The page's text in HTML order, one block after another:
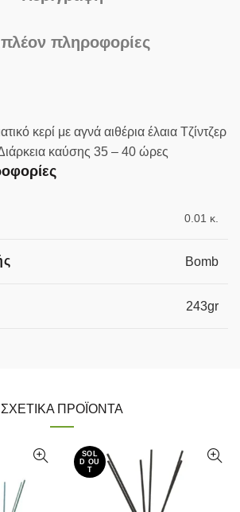
πληροφορίες
κερί με αγνά αιθέρια έλαια Τζίντζερ
καύσης 35 – 40 ώρες
0.01 κ.
Bomb
243gr
ΣΧΕΤΙΚΆ ΠΡΟΪΌΝΤΑ
SOL
D OU
T